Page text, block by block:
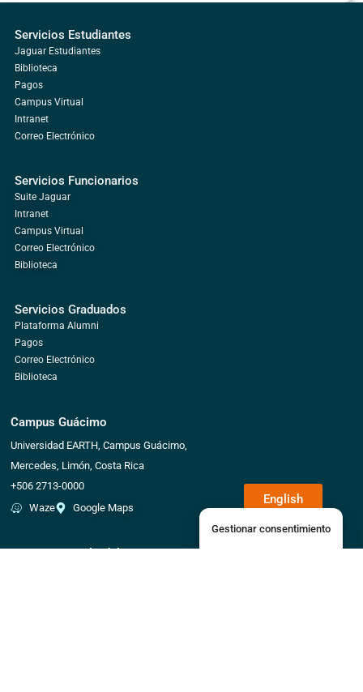
English
Servicios Estudiantes
Jaguar Estudiantes
Biblioteca
Pagos
Campus Virtual
Intranet
Correo Electrónico
Servicios Funcionarios
Suite Jaguar
Intranet
Campus Virtual
Correo Electrónico
Biblioteca
Servicios Graduados
Plataforma Alumni
Pagos
Correo Electrónico
Biblioteca
Campus Guácimo
Universidad EARTH, Campus Guácimo,
Mercedes, Limón, Costa Rica
+506 2713-0000
Waze
Google Maps
Campus Daniel Oduber Quirós
Gestionar consentimiento